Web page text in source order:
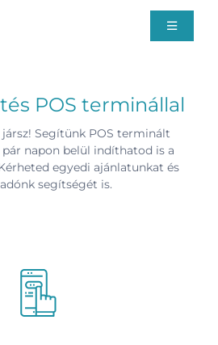
Toggle
POS terminállal
Segítünk POS terminált
pár napon belül indíthatod is a
egyedi ajánlatunkat és
segítségét is.